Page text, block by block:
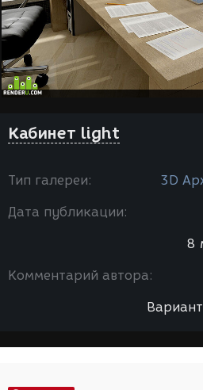
Кабинет light
Тип галереи: 3D
Дата публикации:
8
Комментарий автора: